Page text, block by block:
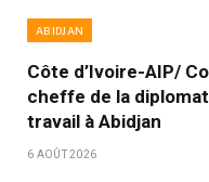
ABIDJAN
Côte d’Ivoire-AIP/
cheffe de la
travail à Abidjan
6 AOÛT 2026